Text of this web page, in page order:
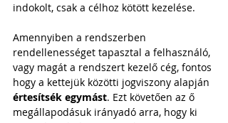
indokolt, csak a célhoz kötött kezelése.
Amennyiben a rendszerben
rendellenességet tapasztal a felhasználó,
vagy magát a rendszert kezelő cég, fontos
hogy a kettejük közötti jogviszony alapján
értesítsék egymást. Ezt követően az ő
megállapodásuk irányadó arra, hogy ki